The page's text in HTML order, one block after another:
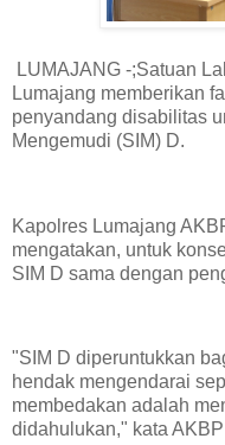
LUMAJANG -;Satuan
Lumajang memberikan
penyandang disabilitas
Mengemudi (SIM) D.
Kapolres Lumajang
mengatakan, untuk
SIM D sama dengan
"SIM D diperuntukkan
hendak mengendarai
membedakan adalah
didahulukan," kata